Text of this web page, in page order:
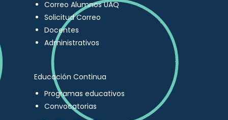
Correo Alumnos UAQ
Solicitud Correo
Docentes
Administrativos
Educación Continua
Programas educativos
Convocatorias